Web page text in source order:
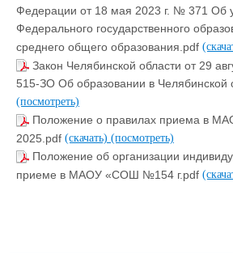
Федерации от 18 мая 2023 г. № 371 Об
Федерального государственного
среднего общего образования.pdf
Закон Челябинской области от 29
515-ЗО Об образовании в Челябинской
(посмотреть)
Положение о правилах приема в
2025.pdf (скачать) (посмотреть)
Положение об организации
приеме в МАОУ «СОШ №154 г.pdf